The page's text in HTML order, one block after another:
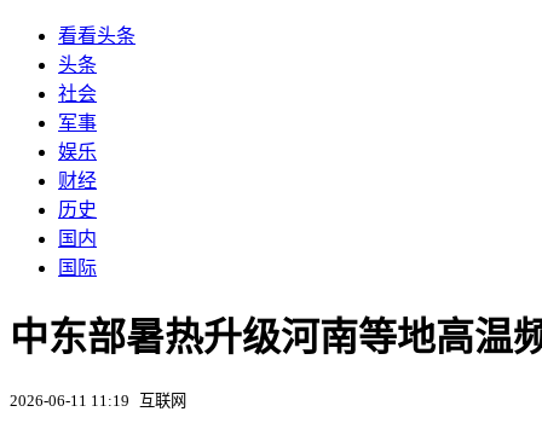
看看头条
头条
社会
军事
娱乐
财经
历史
国内
国际
中东部暑热升级河南等地高温
2026-06-11 11:19 互联网